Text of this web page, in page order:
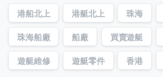
港船北上 港艇北上 珠海
珠海船廠 船廠 買賣遊艇
遊艇維修 遊艇零件 香港